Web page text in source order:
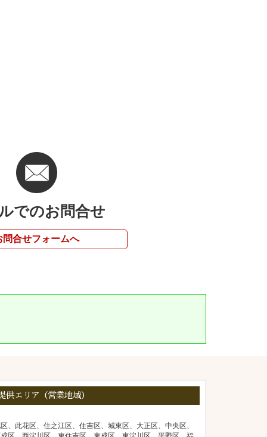
でのお問合せ
問合せフォームへ
供エリア（営業地域）
、此花区、住之江区、住吉区、城東区、大正区、中央区、